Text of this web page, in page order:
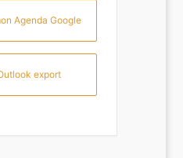
Agenda Google
export